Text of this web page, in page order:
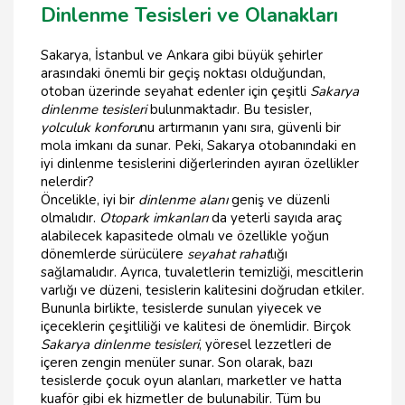
Dinlenme Tesisleri ve Olanakları
Sakarya, İstanbul ve Ankara gibi büyük şehirler
arasındaki önemli bir geçiş noktası olduğundan,
otoban üzerinde seyahat edenler için çeşitli Sakarya
dinlenme tesisleribulunmaktadır. Bu tesisler,
yolculuk konforunu artırmanın yanı sıra, güvenli bir
mola imkanı da sunar. Peki, Sakarya otobanındaki en
iyi dinlenme tesislerini diğerlerinden ayıran özellikler
nelerdir?
Öncelikle, iyi bir dinlenme alanıgeniş ve düzenli
olmalıdır. Otopark imkanlarıda yeterli sayıda araç
alabilecek kapasitede olmalı ve özellikle yoğun
dönemlerde sürücülere seyahat rahatlığı
sağlamalıdır. Ayrıca, tuvaletlerin temizliği, mescitlerin
varlığı ve düzeni, tesislerin kalitesini doğrudan etkiler.
Bununla birlikte, tesislerde sunulan yiyecek ve
içeceklerin çeşitliliği ve kalitesi de önemlidir. Birçok
Sakarya dinlenme tesisleri, yöresel lezzetleri de
içeren zengin menüler sunar. Son olarak, bazı
tesislerde çocuk oyun alanları, marketler ve hatta
kuaför gibi ek hizmetler de bulunabilir. Tüm bu